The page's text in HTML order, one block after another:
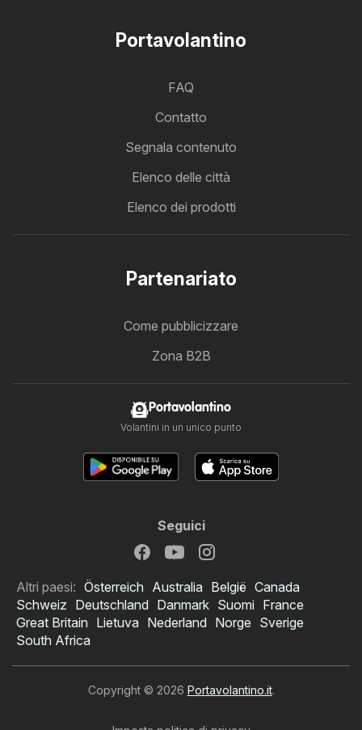
Portavolantino
FAQ
Contatto
Segnala contenuto
Elenco delle città
Elenco dei prodotti
Partenariato
Come pubblicizzare
Zona B2B
Portavolantino
Volantini in un unico punto
Seguici
Altri paesi: Österreich Australia België Canada
Schweiz Deutschland Danmark Suomi France
Great Britain Lietuva Nederland Norge Sverige
South Africa
Copyright © 2026 Portavolantino.it.